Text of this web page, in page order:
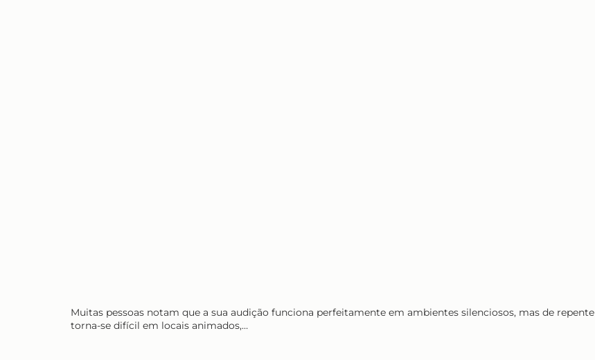
Muitas pessoas notam que a sua audição funciona perfeitamente em ambientes silenciosos, mas de repente
torna-se difícil em locais animados,…